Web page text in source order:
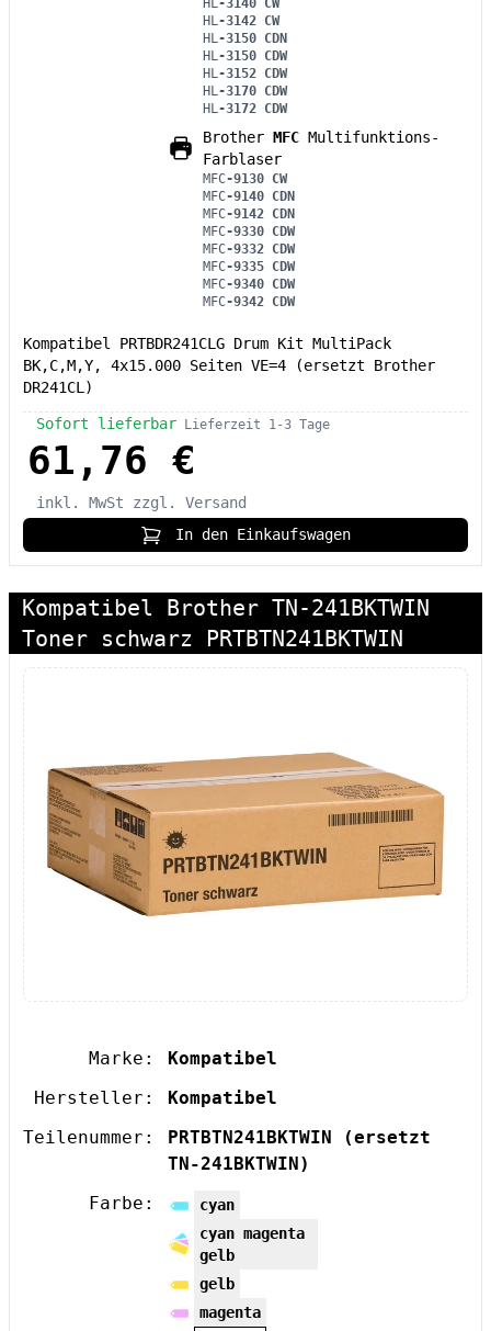
HL-3140 CW
HL-3142 CW
HL-3150 CDN
HL-3150 CDW
HL-3152 CDW
HL-3170 CDW
HL-3172 CDW
Brother MFC Multifunktions-
Farblaser
MFC-9130 CW
MFC-9140 CDN
MFC-9142 CDN
MFC-9330 CDW
MFC-9332 CDW
MFC-9335 CDW
MFC-9340 CDW
MFC-9342 CDW
Kompatibel PRTBDR241CLG Drum Kit MultiPack
BK,C,M,Y, 4x15.000 Seiten VE=4 (ersetzt Brother
DR241CL)
Sofort lieferbar Lieferzeit 1-3 Tage
61,76 €
inkl. MwSt
zzgl. Versand
In den Einkaufswagen
Kompatibel Brother TN-241BKTWIN
Toner schwarz PRTBTN241BKTWIN
Marke:
Kompatibel
Hersteller:
Kompatibel
Teilenummer:
PRTBTN241BKTWIN
(ersetzt
TN-241BKTWIN)
Farbe:
cyan
cyan magenta
gelb
gelb
magenta